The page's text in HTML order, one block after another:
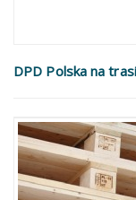
DPD Polska na